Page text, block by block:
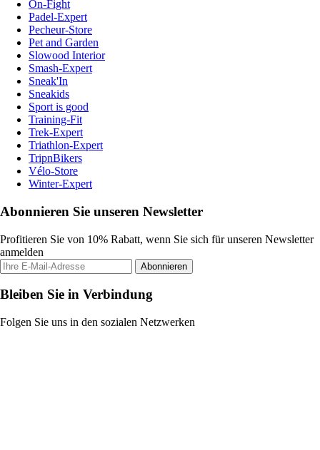
On-Fight
Padel-Expert
Pecheur-Store
Pet and Garden
Slowood Interior
Smash-Expert
Sneak'In
Sneakids
Sport is good
Training-Fit
Trek-Expert
Triathlon-Expert
TripnBikers
Vélo-Store
Winter-Expert
Abonnieren Sie unseren Newsletter
Profitieren Sie von 10% Rabatt, wenn Sie sich für unseren Newsletter
anmelden
Abonnieren
Bleiben Sie in Verbindung
Folgen Sie uns in den sozialen Netzwerken